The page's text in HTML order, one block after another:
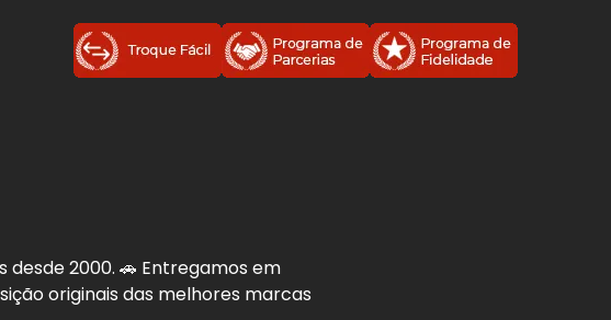
2000. 🚗 Entregamos em
originais das melhores marcas